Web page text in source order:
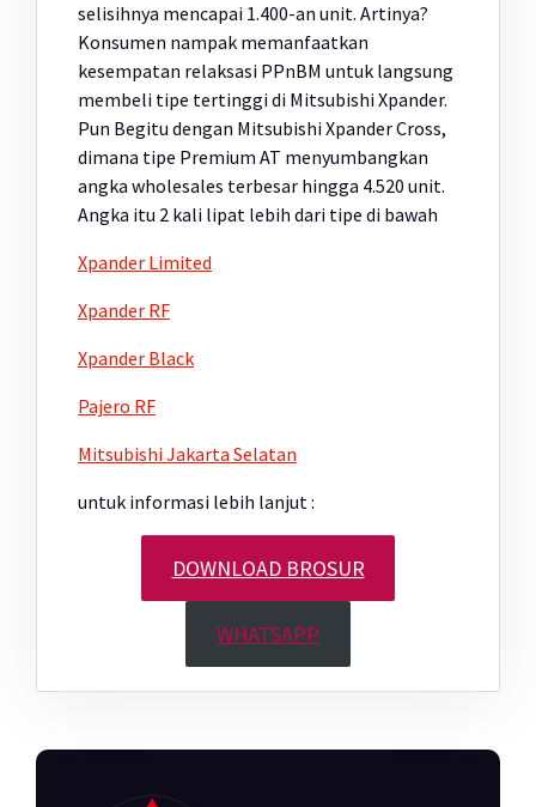
selisihnya mencapai 1.400-an unit. Artinya?
Konsumen nampak memanfaatkan
kesempatan relaksasi PPnBM untuk langsung
membeli tipe tertinggi di Mitsubishi Xpander.
Pun Begitu dengan Mitsubishi Xpander Cross,
dimana tipe Premium AT menyumbangkan
angka wholesales terbesar hingga 4.520 unit.
Angka itu 2 kali lipat lebih dari tipe di bawah
Xpander Limited
Xpander RF
Xpander Black
Pajero RF
Mitsubishi Jakarta Selatan
untuk informasi lebih lanjut :
DOWNLOAD BROSUR
WHATSAPP